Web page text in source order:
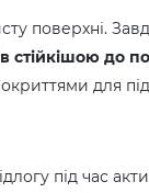
поверхні.
стійкішою до
для
під час